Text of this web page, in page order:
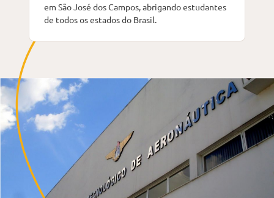
em São José dos Campos, abrigando estudantes
de todos os estados do Brasil.